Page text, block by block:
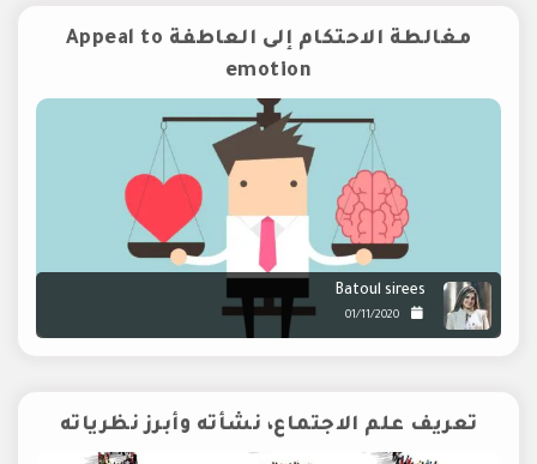
مغالطة الاحتكام إلى العاطفة Appeal to
emotion
Batoul sirees
01/11/2020
تعريف علم الاجتماع، نشأته وأبرز نظرياته